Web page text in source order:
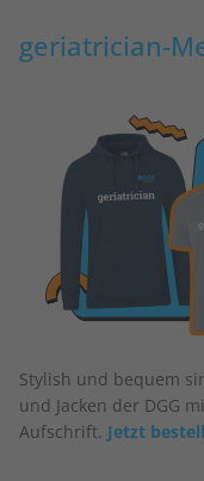
geriatrician-
Stylish und bequem
und Jacken der DGG
Aufschrift. Jetzt